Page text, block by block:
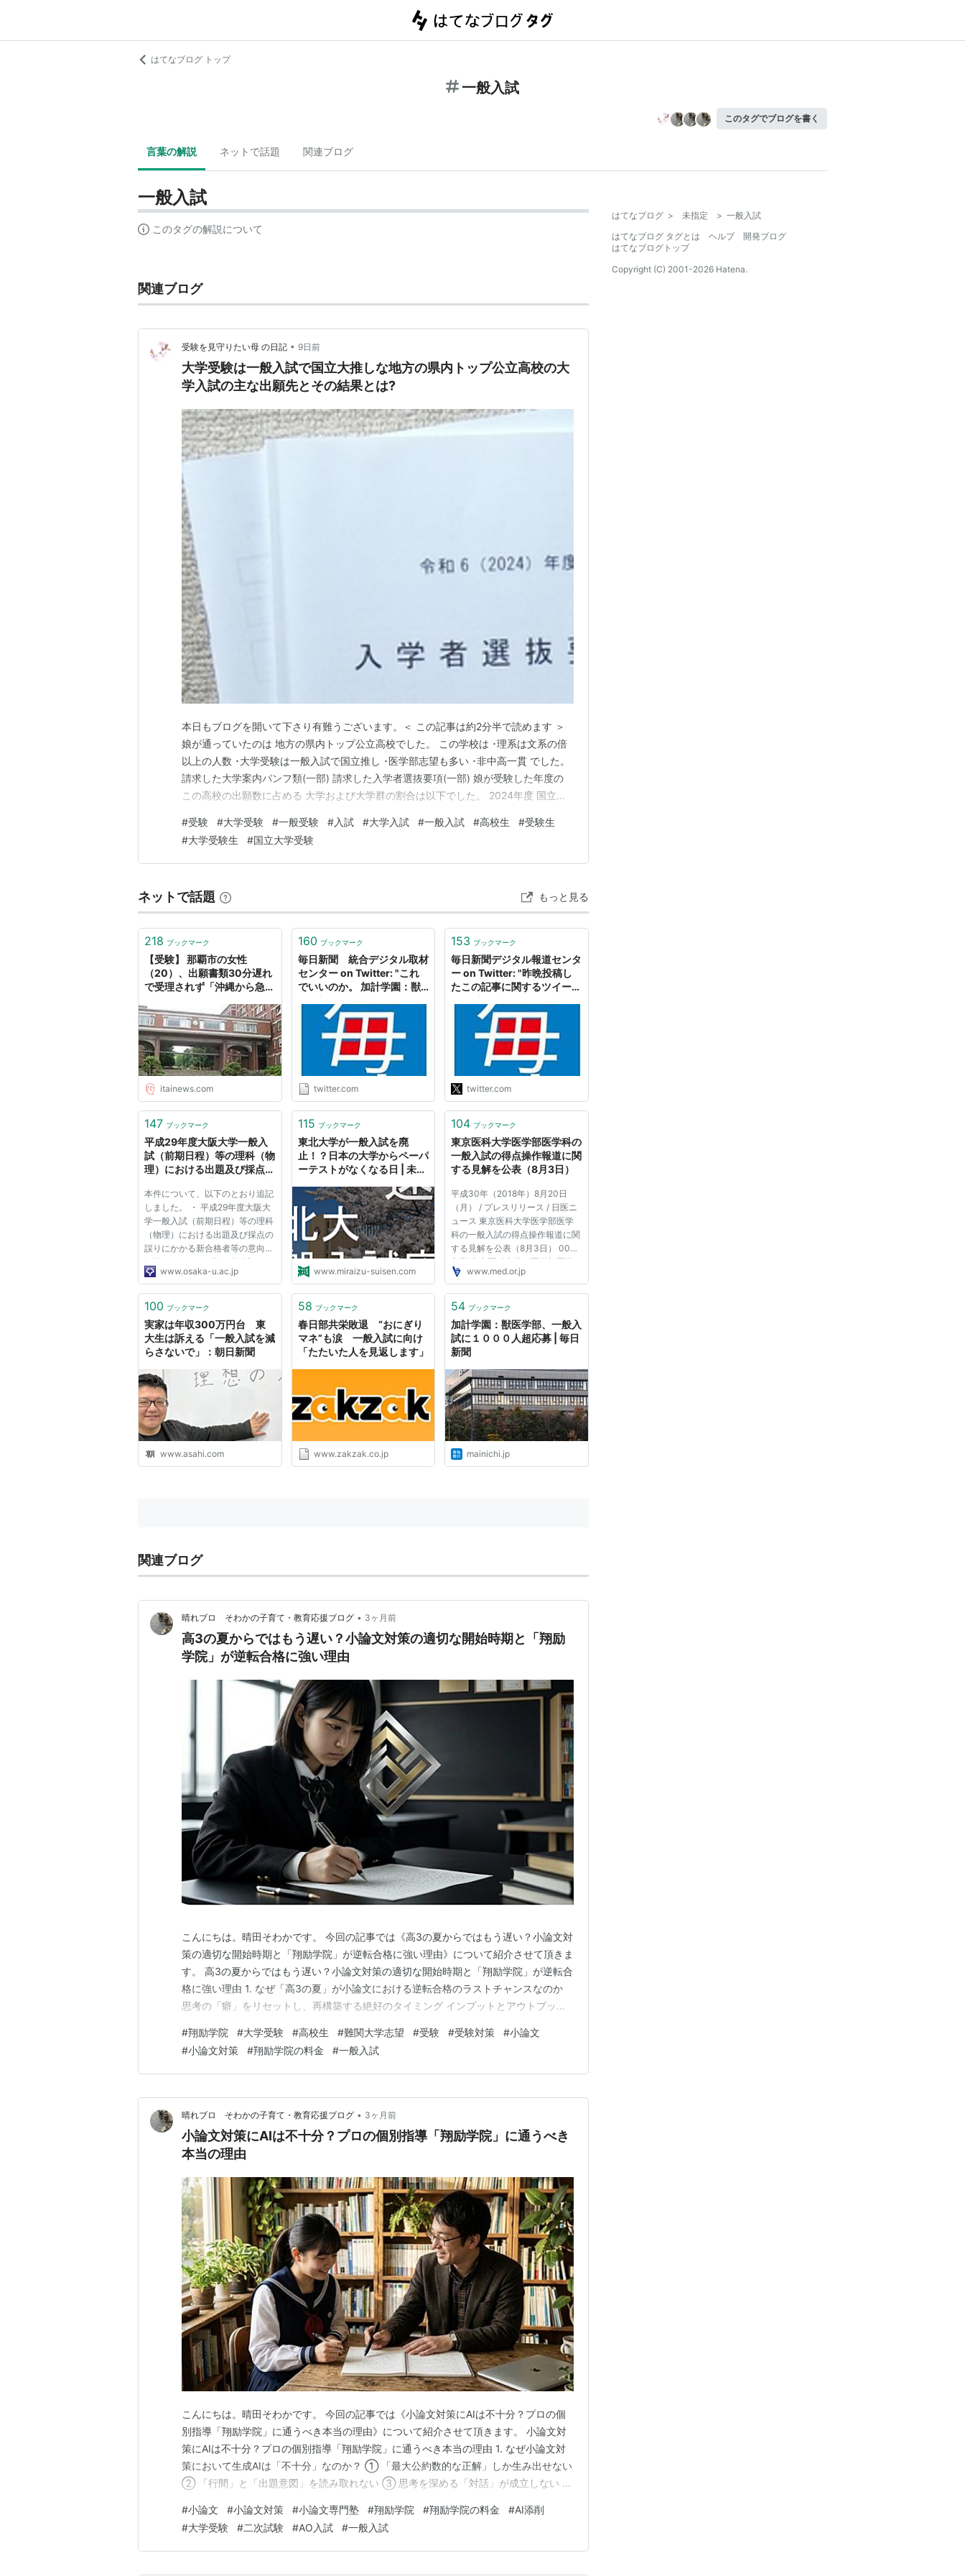
はてなブログ トップ
一般入試
このタグでブログを書く
言葉の解説 ネットで話題 関連ブログ
一般入試
このタグの解説について
関連ブログ
受験を見守りたい母 の日記 • 9日前
大学受験は一般入試で国立大推しな地方の県内トップ公立高校の大
学入試の主な出願先とその結果とは?
本日もブログを開いて下さり有難うございます。＜ この記事は約2分半で読めます ＞
娘が通っていたのは 地方の県内トップ公立高校でした。 この学校は ･理系は文系の倍
以上の人数 ･大学受験は一般入試で国立推し ･医学部志望も多い ･非中高一貫 でした。
請求した大学案内パンフ類(一部) 請求した入学者選抜要項(一部) 娘が受験した年度の
この高校の出願数に占める 大学および大学群の割合は以下でした。 2024年度 国立大
10.5% TOCKY 5.6% 8.6% 電農名繊 2.5% 1…
#受験 #大学受験 #一般受験 #入試 #大学入試 #一般入試 #高校生 #受験生
#大学受験生 #国立大学受験
ネットで話題 もっと見る
218 ブックマーク
【受験】 那覇市の女性
（20）、出願書類30分遅れ
で受理されず「沖縄から急い
不満 静岡県立大薬学部一般
入試 : 痛いニュース(ﾉ∀`)
itainews.com
160 ブックマーク
毎日新聞 統合デジタル取材
センター on Twitter: "これ
でいいのか。 加計学園：獣
人超応募 - 毎日新聞
https://t.co/CSPZFC0UBD
twitter.com
153 ブックマーク
毎日新聞デジタル報道センタ
ー on Twitter: "昨晩投稿し
たこの記事に関するツイート
まったくありませんでした
が、誤解を招く表現であり、
おわびして削除します。 加
計学園：獣医学部、一般入試
に１０００人超応募 - 毎日新
聞
https://t.co/CSPZFBJjK5"
twitter.com
147 ブックマーク
平成29年度大阪大学一般入
試（前期日程）等の理科（物
理）における出題及び採点の
あり】
本件について、以下のとおり追記
しました。 ・ 平成29年度大阪大
学一般入試（前期日程）等の理科
（物理）における出題及び採点の
誤りにかかる新合格者等の意向状
況等について（3月30日追記）
2018年3月23日（金） 本件につ
た。 ・ 平成29年度大阪大学一般
理）...
www.osaka-u.ac.jp
115 ブックマーク
東北大学が一般入試を廃
止！？日本の大学からペーパ
ーテストがなくなる日 | 未来
www.miraizu-suisen.com
104 ブックマーク
東京医科大学医学部医学科の
一般入試の得点操作報道に関
する見解を公表（8月3日）
平成30年（2018年）8月20日
（月） / プレスリリース / 日医ニ
ュース 東京医科大学医学部医学
科の一般入試の得点操作報道に関
する見解を公表（8月3日） 000
印刷 東京医科大学が医学部医学
科の一般入試において、平成23
割前後に抑えることを目的とし
点してい...
www.med.or.jp
100 ブックマーク
実家は年収300万円台 東
大生は訴える「一般入試を減
らさないで」：朝日新聞
www.asahi.com
58 ブックマーク
春日部共栄敗退 “おにぎり
マネ”も涙 一般入試に向け
「たたいた人を見返します」
www.zakzak.co.jp
54 ブックマーク
加計学園：獣医学部、一般入
試に１０００人超応募 | 毎日
新聞
mainichi.jp
関連ブログ
晴れブロ そわかの子育て・教育応援ブログ • 3ヶ月前
高3の夏からではもう遅い？小論文対策の適切な開始時期と「翔励
学院」が逆転合格に強い理由
こんにちは。晴田そわかです。 今回の記事では《高3の夏からではもう遅い？小論文対
策の適切な開始時期と「翔励学院」が逆転合格に強い理由》について紹介させて頂きま
す。 高3の夏からではもう遅い？小論文対策の適切な開始時期と「翔励学院」が逆転合
格に強い理由 1. なぜ「高3の夏」が小論文における逆転合格のラストチャンスなのか
思考の「癖」をリセットし、再構築する絶好のタイミング インプットとアウトプット
販の「模範解答」の丸暗記に走ること ② 知識の「インプットだけ」に逃げること ③
添削を「赤ペンでの一方的な修正」…
#翔励学院 #大学受験 #高校生 #難関大学志望 #受験 #受験対策 #小論文
#小論文対策 #翔励学院の料金 #一般入試
晴れブロ そわかの子育て・教育応援ブログ • 3ヶ月前
小論文対策にAIは不十分？プロの個別指導「翔励学院」に通うべき
本当の理由
こんにちは。晴田そわかです。 今回の記事では《小論文対策にAIは不十分？プロの個
別指導「翔励学院」に通うべき本当の理由》について紹介させて頂きます。 小論文対
策にAIは不十分？プロの個別指導「翔励学院」に通うべき本当の理由 1. なぜ小論文対
策において生成AIは「不十分」なのか？ ① 「最大公約数的な正解」しか生み出せない
② 「行間」と「出題意図」を読み取れない ③ 思考を深める「対話」が成立しない 2.
た「本物の専門家」 ② 「答え」を与えず、対話で「気づき」を促す ③ 大学・学部ご
との専門的な出題傾向を完全…
#小論文 #小論文対策 #小論文専門塾 #翔励学院 #翔励学院の料金 #AI添削
#大学受験 #二次試験 #AO入試 #一般入試
はてなブログ > 未指定 > 一般入試
はてなブログ タグとは
ヘルプ
開発ブログ
はてなブログトップ
Copyright (C) 2001-2026 Hatena.